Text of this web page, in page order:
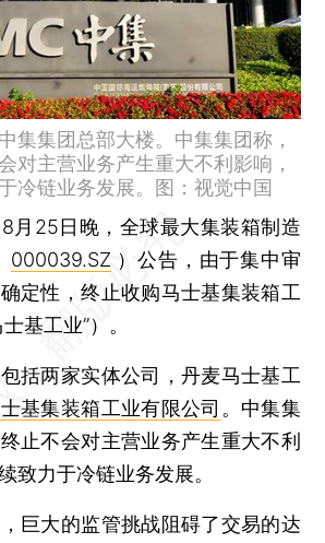
集集团总部大楼。中集集团称，
对主营业务产生重大不利影响，
冷链业务发展。图：视觉中国
8月25日晚，全球最大集装箱制造
000039.SZ ）公告，由于集中审
定性，终止收购马士基集装箱工
基工业”）。
两家实体公司，丹麦马士基工
基集装箱工业有限公司 。中集集
止不会对主营业务产生重大不利
致力于冷链业务发展。
大的监管挑战阻碍了交易的达